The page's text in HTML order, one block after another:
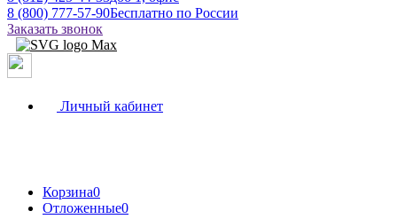
8 (800) 777-57-90Бесплатно по России
Заказать звонок
Личный кабинет
Корзина0
Отложенные0